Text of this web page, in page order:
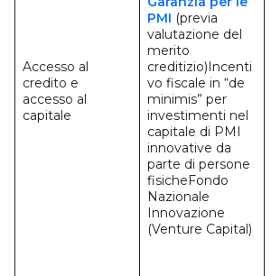
Accesso al
credito e
accesso al
capitale
PMI (previa
valutazione del
merito
creditizio)Incenti
vo fiscale in “de
minimis” per
investimenti nel
capitale di PMI
innovative da
parte di persone
fisicheFondo
Nazionale
Innovazione
(Venture Capital)